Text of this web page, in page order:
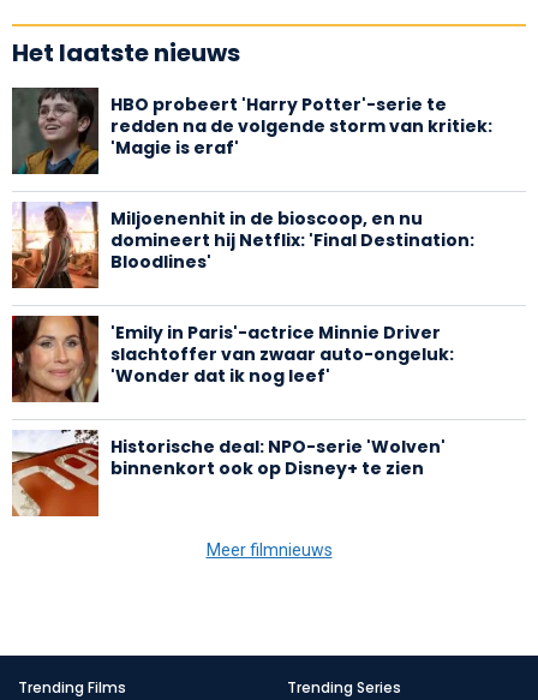
Het laatste nieuws
HBO probeert 'Harry Potter'-serie te
redden na de volgende storm van kritiek:
'Magie is eraf'
Miljoenenhit in de bioscoop, en nu
domineert hij Netflix: 'Final Destination:
Bloodlines'
'Emily in Paris'-actrice Minnie Driver
slachtoffer van zwaar auto-ongeluk:
'Wonder dat ik nog leef'
Historische deal: NPO-serie 'Wolven'
binnenkort ook op Disney+ te zien
Meer filmnieuws
Trending Films Trending Series